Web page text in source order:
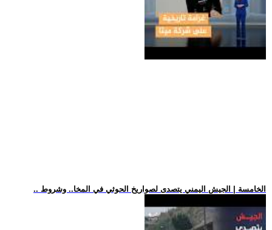
.. الخامسة | الجيش اليمني يتصدى لصواريخ الحوثي في المخا.. وشروط